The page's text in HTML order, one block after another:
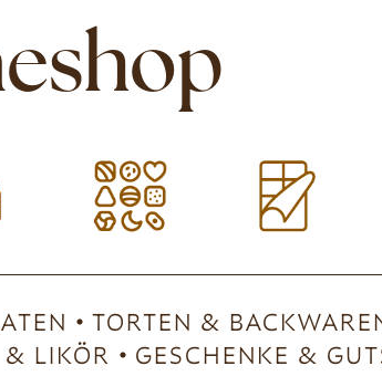
TORTEN &
& LIKÖR GESCHENKE &